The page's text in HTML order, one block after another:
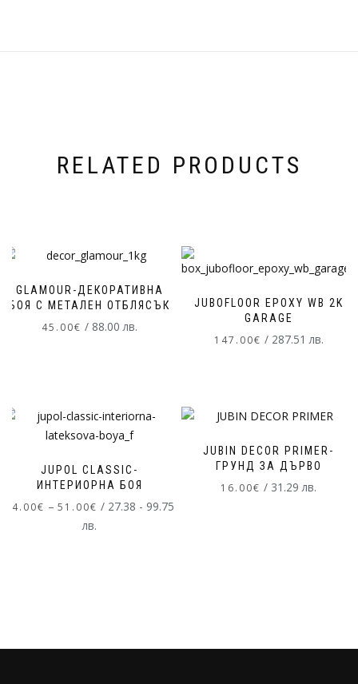
RELATED PRODUCTS
GLAMOUR-ДЕКОРАТИВНА
БОЯ С МЕТАЛЕН ОТБЛЯСЪК
45.00€ / 88.00 лв.
JUBOFLOOR EPOXY WB 2K
GARAGE
147.00€ / 287.51 лв.
JUPOL CLASSIC-
ИНТЕРИОРНА БОЯ
14.00€ – 51.00€ / 27.38 - 99.75
лв.
JUBIN DECOR PRIMER-
ГРУНД ЗА ДЪРВО
16.00€ / 31.29 лв.